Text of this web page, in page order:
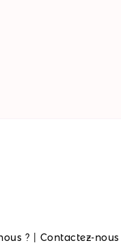
? Contactez-nous